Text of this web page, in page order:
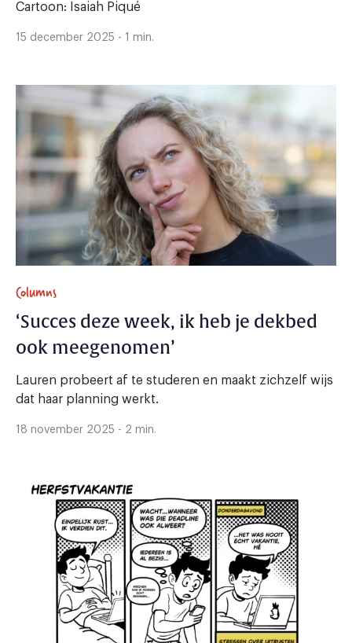
Cartoon: Isaiah Piqué
15 december 2025 - 1 min.
Columns
‘Succes deze week, ik heb je dekbed
ook meegenomen’
Lauren probeert af te studeren en maakt zichzelf wijs
dat haar planning werkt.
18 november 2025 - 2 min.